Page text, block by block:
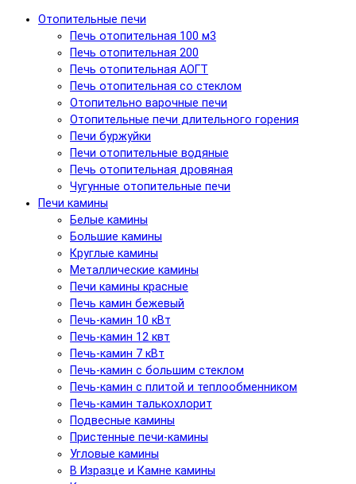
Отопительные печи
Печь отопительная 100 м3
Печь отопительная 200
Печь отопительная АОГТ
Печь отопительная со стеклом
Отопительно варочные печи
Отопительные печи длительного горения
Печи буржуйки
Печи отопительные водяные
Печь отопительная дровяная
Чугунные отопительные печи
Печи камины
Белые камины
Большие камины
Круглые камины
Металлические камины
Печи камины красные
Печь камин бежевый
Печь-камин 10 кВт
Печь-камин 12 квт
Печь-камин 7 кВт
Печь-камин с большим стеклом
Печь-камин с плитой и теплообменником
Печь-камин талькохлорит
Подвесные камины
Пристенные печи-камины
Угловые камины
В Изразце и Камне камины